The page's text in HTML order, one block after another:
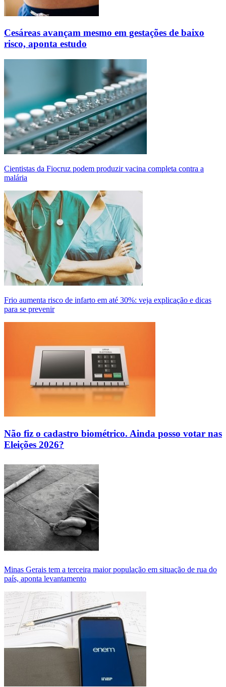
Cesáreas avançam mesmo em gestações de baixo
risco, aponta estudo
Cientistas da Fiocruz podem produzir vacina completa contra a
malária
Frio aumenta risco de infarto em até 30%: veja explicação e dicas
para se prevenir
Não fiz o cadastro biométrico. Ainda posso votar nas
Eleições 2026?
Minas Gerais tem a terceira maior população em situação de rua do
país, aponta levantamento